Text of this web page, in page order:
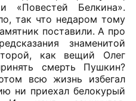
«Повестей Белкина».
так что недаром тому
поставили. А про
знаменитой
как вещий Олег
смерть Пушкин?
всю жизнь избегал
ни приехал белокурый